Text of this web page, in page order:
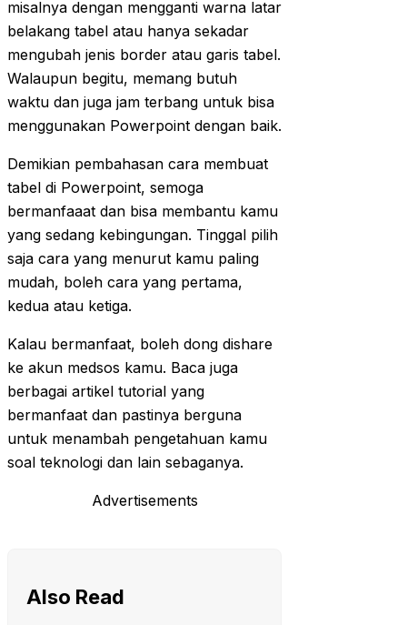
misalnya dengan mengganti warna latar
belakang tabel atau hanya sekadar
mengubah jenis border atau garis tabel.
Walaupun begitu, memang butuh
waktu dan juga jam terbang untuk bisa
menggunakan Powerpoint dengan baik.
Demikian pembahasan cara membuat
tabel di Powerpoint, semoga
bermanfaaat dan bisa membantu kamu
yang sedang kebingungan. Tinggal pilih
saja cara yang menurut kamu paling
mudah, boleh cara yang pertama,
kedua atau ketiga.
Kalau bermanfaat, boleh dong dishare
ke akun medsos kamu. Baca juga
berbagai artikel tutorial yang
bermanfaat dan pastinya berguna
untuk menambah pengetahuan kamu
soal teknologi dan lain sebaganya.
Advertisements
Also Read